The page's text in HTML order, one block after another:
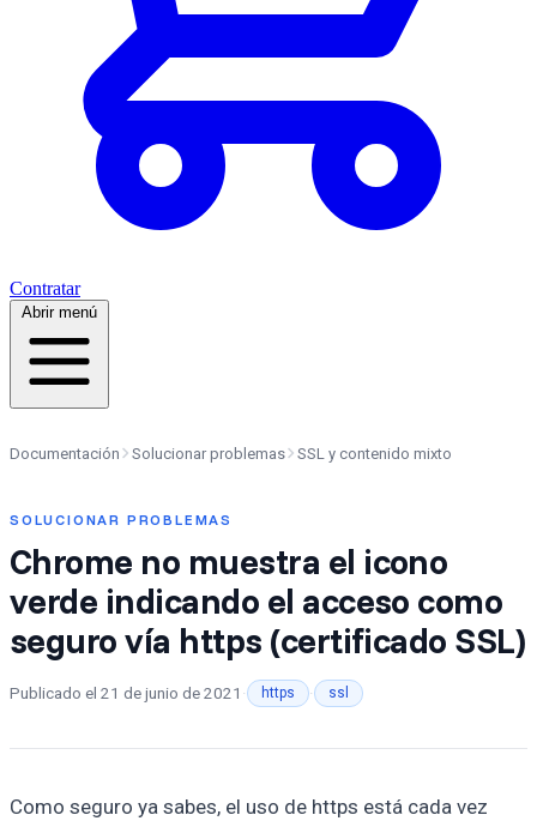
Contratar
Abrir menú
Documentación Solucionar problemas SSL y contenido mixto
SOLUCIONAR PROBLEMAS
Chrome no muestra el icono
verde indicando el acceso como
seguro vía https (certificado SSL)
Publicado el 21 de junio de 2021 · https · ssl
Como seguro ya sabes, el uso de https está cada vez